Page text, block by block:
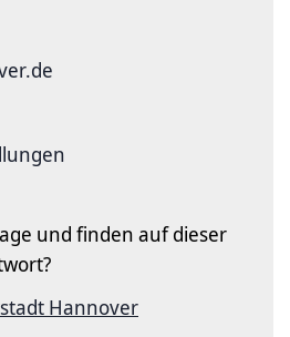
und finden auf dieser
Hannover